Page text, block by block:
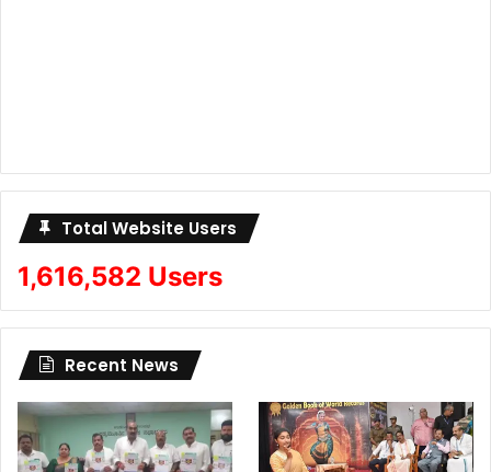
Total Website Users
1,616,582 Users
Recent News